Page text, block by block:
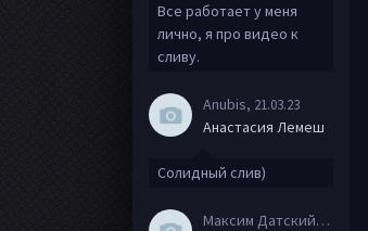
Все работает у меня
лично, я про видео к
сливу.
Anubis, 21.03.23
Анастасия Лемеш
Солидный слив)
Максим Датский
, 15.08.20